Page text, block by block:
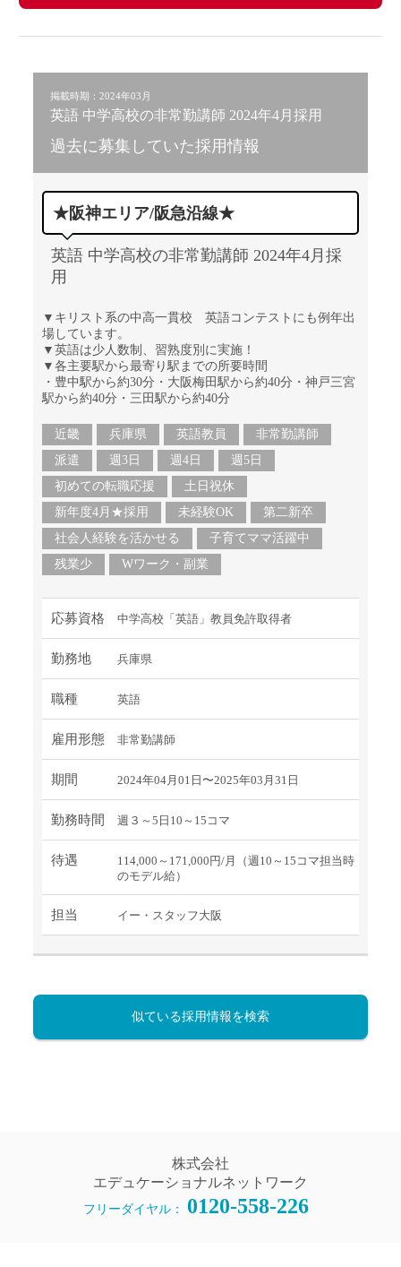
掲載時期：2024年03月
英語 中学高校の非常勤講師 2024年4月採用
過去に募集していた採用情報
★阪神エリア/阪急沿線★
英語 中学高校の非常勤講師 2024年4月採
用
▼キリスト系の中高一貫校 英語コンテストにも例年出
場しています。
▼英語は少人数制、習熟度別に実施！
▼各主要駅から最寄り駅までの所要時間
・豊中駅から約30分・大阪梅田駅から約40分・神戸三宮
駅から約40分・三田駅から約40分
近畿 兵庫県 英語教員
非常勤講師
派遣
週3日 週4日
週5日
初めての転職応援
土日祝休
新年度4月★採用
未経験OK
第二新卒
社会人経験を活かせる
子育てママ活躍中
残業少
Wワーク・副業
応募資格 中学高校「英語」教員免許取得者
勤務地 兵庫県
職種 英語
雇用形態 非常勤講師
期間 2024年04月01日〜2025年03月31日
勤務時間 週３～5日10～15コマ
待遇
114,000～171,000円/月（週10～15コマ担当時
のモデル給）
担当 イー・スタッフ大阪
似ている採用情報を検索
株式会社
エデュケーショナルネットワーク
フリーダイヤル： 0120-558-226